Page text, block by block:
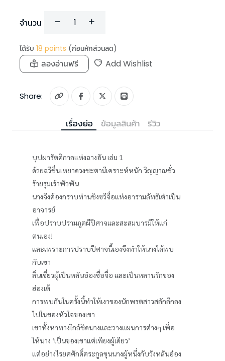
จำนวน
ได้รับ 18 points (ก่อนหักส่วนลด)
ลองอ่านฟรี Add Wishlist
Share:
เรื่องย่อ ข้อมูลสินค้า รีวิว
บุปผารัตติกาลแห่งฉางอัน เล่ม 1
ด้วยฉวีชิ่นเหยาดวงชะตามีเคราะห์หนัก วิญญาณชั่ว
ร้ายรุมเร้าพัวพัน
นางจึงต้องกราบท่านชิงซวีจื่อแห่งอารามลัทธิเต๋าเป็น
อาจารย์
เพื่อปราบปรามภูตผีปีศาจและสะสมบารมีให้แก่
ตนเอง!
และเพราะการปราบปีศาจนี้เองจึงทำให้นางได้พบ
กับเขา
ลิ่นเซี่ยวผู้เป็นหลันอ๋องซื่อจื่อ และเป็นหลานรักของ
ฮ่องเต้
การพบกันในครั้งนี้ทำให้เงาของนักพรตสาวสลักลึกลง
ไปในของหัวใจของเขา
เขาทั้งหาทางใกล้ชิดนางและวางแผนการต่างๆ เพื่อ
ให้นาง ‘เป็นของเขาแต่เพียงผู้เดียว’
แต่อย่างไรยศศักดิ์ตระกูลขุนนางผู้หนึ่งกับวังหลันอ๋อง